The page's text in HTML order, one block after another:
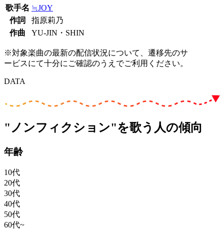
歌手名 ≒JOY
作詞
指原莉乃
作曲
YU-JIN・SHIN
※対象楽曲の最新の配信状況について、遷移先のサ
ービスにて十分にご確認のうえでご利用ください。
DATA
"ノンフィクション"を歌う人の傾向
年齢
10代
20代
30代
40代
50代
60代~